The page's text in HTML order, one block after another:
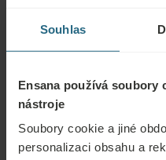
Souhlas
Ensana používá soubory
nástroje
Soubory cookie a jiné
personalizaci obsahu a
Naše nejlepší nabídky si můžete
našemu věrnostnímu programu a